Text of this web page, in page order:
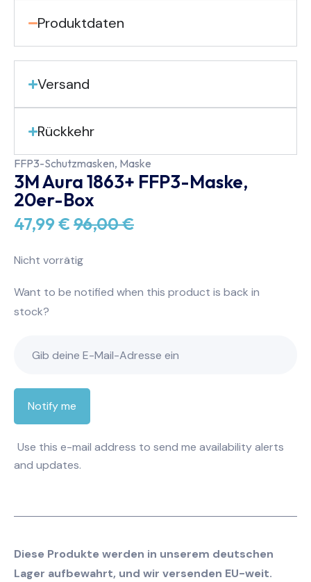
Produktdaten
Versand
Rückkehr
FFP3-Schutzmasken, Maske
3M Aura 1863+ FFP3-Maske,
20er-Box
47,99€96,00€
Nicht vorrätig
Want to be notified when this product is back in
stock?
Notify me
Use this e-mail address to send me availability alerts
and updates.
Diese Produkte werden in unserem deutschen
Lager aufbewahrt, und wir versenden EU-weit.